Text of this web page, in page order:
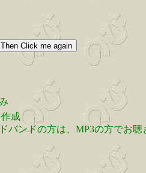
成
バンドの方は、MP3の方でお聴